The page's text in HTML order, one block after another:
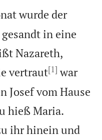
wurde der
in eine
Nazareth,
vertraut[1] war
Josef vom Hause
hieß Maria.
ihr hinein und